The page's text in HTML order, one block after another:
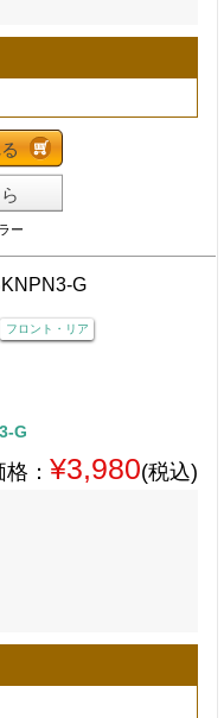
ー
フロント・リア
G
： ¥3,980(税込)